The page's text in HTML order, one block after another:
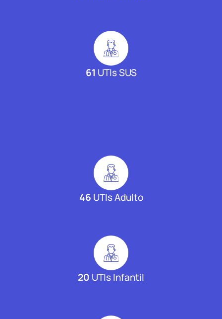
61 UTIs SUS
46 UTIs Adulto
20 UTIs Infantil